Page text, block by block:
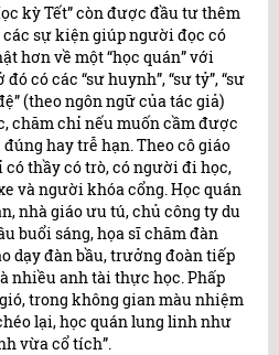
kỳ Tết” còn được đầu tư thêm
sự kiện giúp người đọc có
hơn về một “học quán” với
có các “sư huynh”, “sư tỷ”, “sư
(theo ngôn ngữ của tác giả)
chăm chỉ nếu muốn cầm được
hay trễ hạn. Theo cô giáo
có thầy có trò, có người đi học,
và người khóa cổng. Học quán
nhà giáo ưu tú, chủ công ty du
buổi sáng, họa sĩ chăm đàn
dạy đàn bầu, trưởng đoàn tiếp
nhiều anh tài thực học. Phấp
trong không gian màu nhiệm
lại, học quán lung linh như
vừa cổ tích”.